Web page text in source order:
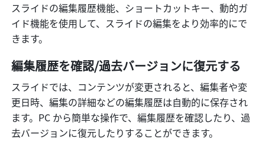
スライドの編集履歴機能、ショートカットキー、動的ガ
イド機能を使用して、スライドの編集をより効率的にで
きます。
編集履歴を確認/過去バージョンに復元する
スライドでは、コンテンツが変更されると、編集者や変
更日時、編集の詳細などの編集履歴は自動的に保存され
ます。PC から簡単な操作で、編集履歴を確認したり、過
去バージョンに復元したりすることができます。